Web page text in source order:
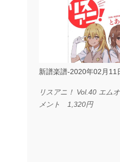
ス I LOVE．．． Official
弾ける ピアノピース フ
BP2225 Kingdom of the
バンドピース フェアリ
新譜楽譜-2020年02月11
リスアニ！ Vol.40 エム
メント 1,320円